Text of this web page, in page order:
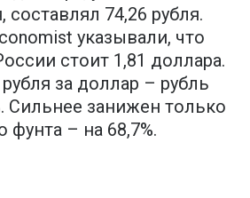
составлял 74,26 рубля.
указывали, что
стоит 1,81 доллара.
за доллар – рубль
Сильнее занижен только
фунта – на 68,7%.